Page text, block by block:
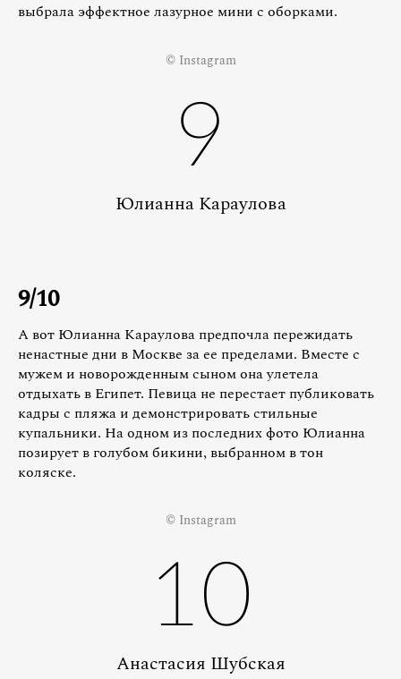
выбрала эффектное лазурное мини с оборками.
© Instagram
9
Юлианна Караулова
9/10
А вот Юлианна Караулова предпочла пережидать
ненастные дни в Москве за ее пределами. Вместе с
мужем и новорожденным сыном она улетела
отдыхать в Египет. Певица не перестает публиковать
кадры с пляжа и демонстрировать стильные
купальники. На одном из последних фото Юлианна
позирует в голубом бикини, выбранном в тон
коляске.
© Instagram
10
Анастасия Шубская